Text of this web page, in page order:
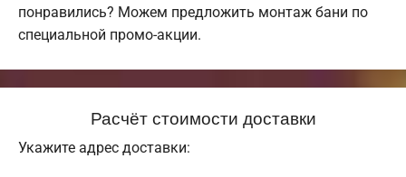
понравились? Можем предложить монтаж бани по
специальной промо-акции.
Расчёт стоимости доставки
Укажите адрес доставки: